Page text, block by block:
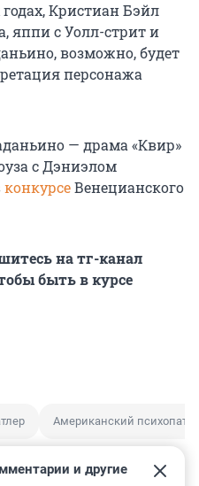
годах, Кристиан Бэйл
яппи с Уолл-стрит и
возможно, будет
персонажа
— драма «Квир»
с Дэниэлом
конкурсеВенецианского
на тг-канал
быть в курсе
Американский психопат
и другие